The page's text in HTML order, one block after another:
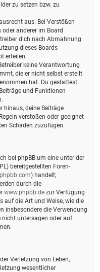
zu setzen bzw. zu
aus. Bei Verstößen
anderer im Board
dich nach Abmahnung
dieses Boards
erteilen.
keine Verantwortung
die er nicht selbst erstellt
hat. Du gestattest
und Funktionen
hinaus, deine Beiträge
verstoßen oder geeignet
Schaden zuzufügen.
bei phpBB um eine unter der
bereitgestellten Foren-
) handelt;
durch die
www.phpbb.de zur Verfügung
auf die Art und Weise, wie die
insbesondere die Verwendung
nicht untersagen oder auf
Verletzung von Leben,
wesentlicher